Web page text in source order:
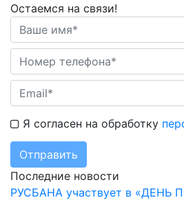
Остаемся на связи!
Я согласен на обработку
Отправить
Последние новости
РУСБАНА участвует в